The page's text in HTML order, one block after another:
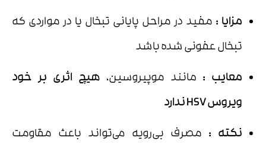
مزایا : مفید در مراحل پایانی تبخال یا در مواردی که
تبخال عفونی شده باشد
معایب : مانند موپیروسین، هیچ اثری بر خود
ویروس
ندارد
نکته : مصرف بی‌رویه می‌تواند باعث مقاومت